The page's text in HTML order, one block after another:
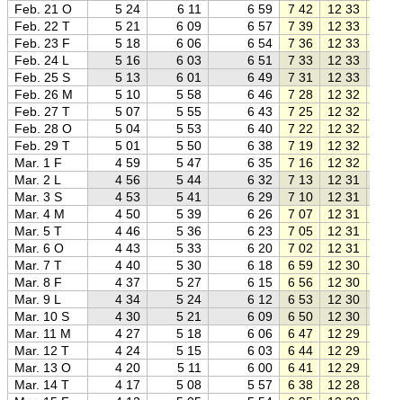
Feb. 21 O
5 24 6 11 6 59 7 42 12 33
Feb. 22 T
5 21 6 09 6 57 7 39 12 33
Feb. 23 F
5 18 6 06 6 54 7 36 12 33
Feb. 24 L
5 16 6 03 6 51 7 33 12 33
Feb. 25 S
5 13 6 01 6 49 7 31 12 33
Feb. 26 M
5 10 5 58 6 46 7 28 12 32
Feb. 27 T
5 07 5 55 6 43 7 25 12 32
Feb. 28 O
5 04 5 53 6 40 7 22 12 32
Feb. 29 T
5 01 5 50 6 38 7 19 12 32
Mar. 1 F
4 59 5 47 6 35 7 16 12 32
Mar. 2 L
4 56 5 44 6 32 7 13 12 31
Mar. 3 S
4 53 5 41 6 29 7 10 12 31
Mar. 4 M
4 50 5 39 6 26 7 07 12 31
Mar. 5 T
4 46 5 36 6 23 7 05 12 31
Mar. 6 O
4 43 5 33 6 20 7 02 12 31
Mar. 7 T
4 40 5 30 6 18 6 59 12 30
Mar. 8 F
4 37 5 27 6 15 6 56 12 30
Mar. 9 L
4 34 5 24 6 12 6 53 12 30
Mar. 10 S
4 30 5 21 6 09 6 50 12 30
Mar. 11 M
4 27 5 18 6 06 6 47 12 29
Mar. 12 T
4 24 5 15 6 03 6 44 12 29
Mar. 13 O
4 20 5 11 6 00 6 41 12 29
Mar. 14 T
4 17 5 08 5 57 6 38 12 28